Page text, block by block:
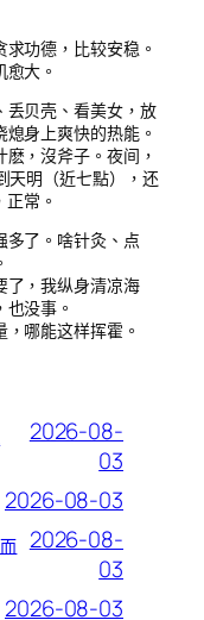
功德，比较安稳。
大。
丢贝壳、看美女，放
身上爽快的热能。
，沒斧子。夜间，
天明（近七點），还
常。
多了。啥针灸、点
了，我纵身清凉海
没事。
哪能这样挥霍。
2026-08-
03
2026-08-03
2026-08-
03
2026-08-03